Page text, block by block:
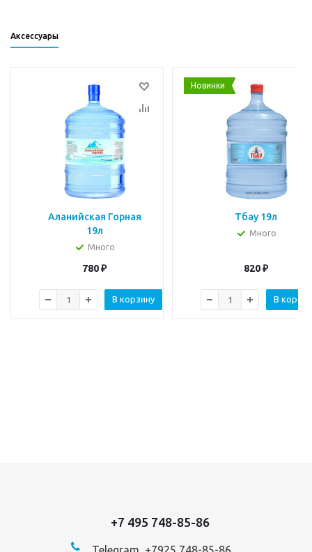
Аксессуары
Аланийская Горная
19л
Много
780₽
В корзину
Новинки
Тбау 19л
Много
820₽
В
+7 495 748-85-86